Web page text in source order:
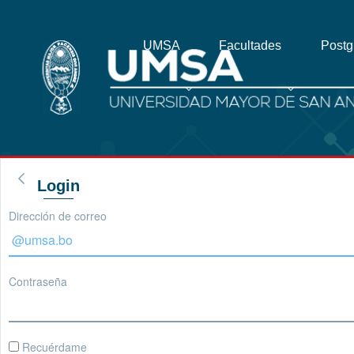
UMSA Facultades
Login
Dirección de correo
Contraseña
Recuérdame